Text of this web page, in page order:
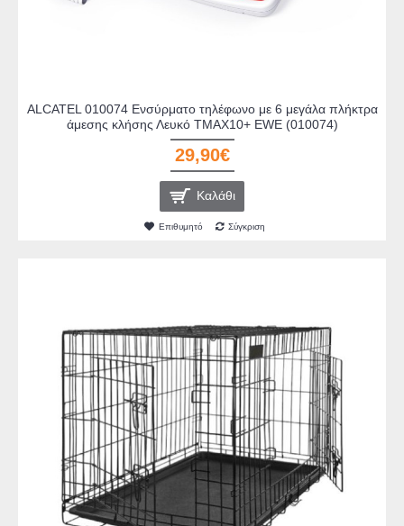
ALCATEL 010074 Ενσύρματο τηλέφωνο με 6 μεγάλα πλήκτρα
άμεσης κλήσης Λευκό TMAX10+ EWE (010074)
29,90€
Καλάθι
Επιθυμητό Σύγκριση